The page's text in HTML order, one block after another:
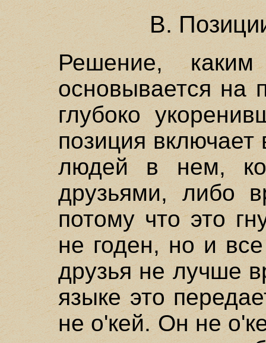
В.
Решение,
основывается на
глубоко
позиция включает
людей в нем,
друзьями, либо
потому что это
не годен, но и
друзья не лучше
языке это
не о'кей. Он не